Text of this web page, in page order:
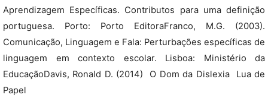
Aprendizagem Específicas. Contributos para uma definição
portuguesa. Porto: Porto EditoraFranco, M.G. (2003).
Comunicação, Linguagem e Fala: Perturbações específicas de
linguagem em contexto escolar. Lisboa: Ministério da
EducaçãoDavis, Ronald D. (2014)  O Dom da Dislexia  Lua de
Papel